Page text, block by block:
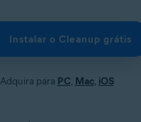
Instalar o Cleanup grátis
Adquira para PC, Mac, iOS